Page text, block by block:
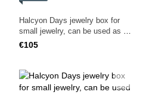
Halcyon Days jewelry box for
small jewelry, can be used as a
pillbox in the original box.
€105